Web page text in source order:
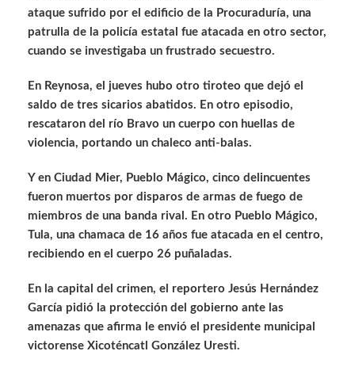
ataque sufrido por el edificio de la Procuraduría, una
patrulla de la policía estatal fue atacada en otro sector,
cuando se investigaba un frustrado secuestro.
En Reynosa, el jueves hubo otro tiroteo que dejó el
saldo de tres sicarios abatidos. En otro episodio,
rescataron del río Bravo un cuerpo con huellas de
violencia, portando un chaleco anti-balas.
Y en Ciudad Mier, Pueblo Mágico, cinco delincuentes
fueron muertos por disparos de armas de fuego de
miembros de una banda rival. En otro Pueblo Mágico,
Tula, una chamaca de 16 años fue atacada en el centro,
recibiendo en el cuerpo 26 puñaladas.
En la capital del crimen, el reportero Jesús Hernández
García pidió la protección del gobierno ante las
amenazas que afirma le envió el presidente municipal
victorense Xicoténcatl González Uresti.